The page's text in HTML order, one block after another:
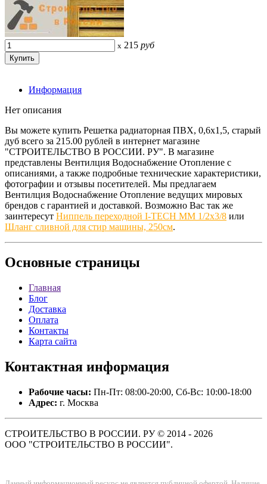
x 215 руб
Информация
Нет описания
Вы можете купить Решетка радиаторная ПВХ, 0,6х1,5, старый
дуб всего за 215.00 рублей в интернет магазине
"СТРОИТЕЛЬСТВО В РОССИИ. РУ". В магазине
представлены Вентилция Водоснабжение Отопление с
описаниями, а также подробные технические характеристики,
фотографии и отзывы посетителей. Мы предлагаем
Вентилция Водоснабжение Отопление ведущих мировых
брендов с гарантией и доставкой. Возможно Вас так же
заинтересут Ниппель переходной I-TECH MM 1/2х3/8 или
Шланг сливной для стир машины, 250см.
Основные страницы
Главная
Блог
Доставка
Оплата
Контакты
Карта сайта
Контактная информация
Рабочие часы: Пн-Пт: 08:00-20:00, Сб-Вс: 10:00-18:00
Адрес: г. Москва
СТРОИТЕЛЬСТВО В РОССИИ. РУ © 2014 - 2026
ООО "СТРОИТЕЛЬСТВО В РОССИИ".